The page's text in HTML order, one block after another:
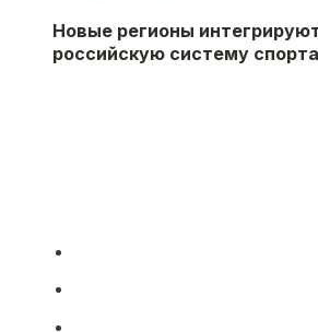
Новые регионы
российскую систему спорта